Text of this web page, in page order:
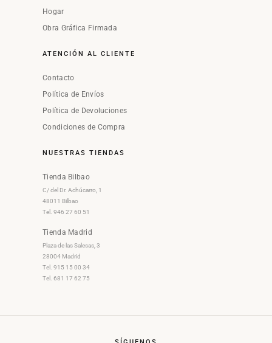
Hogar
Obra Gráfica Firmada
ATENCIÓN AL CLIENTE
Contacto
Política de Envíos
Política de Devoluciones
Condiciones de Compra
NUESTRAS TIENDAS
Tienda Bilbao
C/ del Dr. Achúcarro, 1
48011 Bilbao
Tel. 946 27 60 51
Tienda Madrid
Plaza de las Salesas, 3
28004 Madrid
Tel. 915 15 00 34
Tel. 681 17 62 75